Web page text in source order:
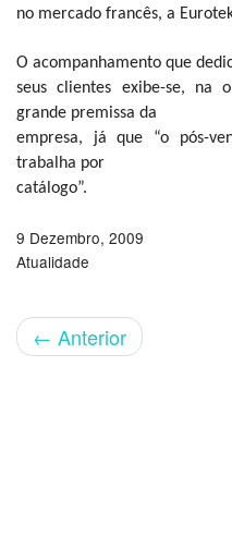
no mercado francês, a
O acompanhamento que
seus clientes exibe-se, na
grande premissa da
empresa, já que “o pós-
trabalha por
catálogo”.
9 Dezembro, 2009
Atualidade
← Anterior